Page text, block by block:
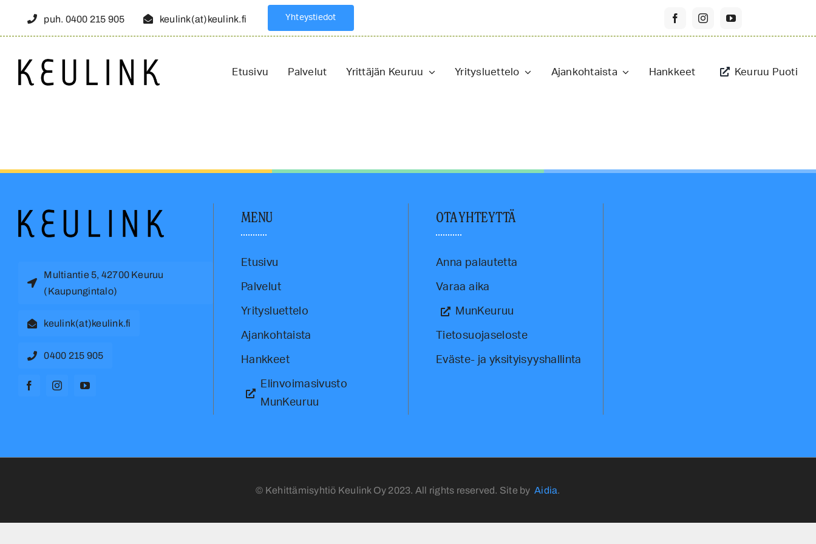
puh. 0400 215 905 keulink(at)keulink.fi Yhteystiedot
Etusivu Palvelut Yrittäjän Keuruu Yritysluettelo Ajankohtaista Hankkeet Keuruu Puoti
Multiantie 5, 42700 Keuruu
(Kaupungintalo)
keulink(at)keulink.fi
0400 215 905
MENU
Etusivu
Palvelut
Yritysluettelo
Ajankohtaista
Hankkeet
Elinvoimasivusto
MunKeuruu
OTA YHTEYTTÄ
Anna palautetta
Varaa aika
MunKeuruu
Tietosuojaseloste
Eväste- ja yksityisyyshallinta
© Kehittämisyhtiö Keulink Oy 2023. All rights reserved. Site byAidia.